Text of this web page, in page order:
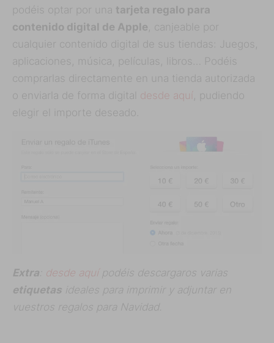
podéis optar por una tarjeta regalo para
contenido digital de Apple , canjeable por
cualquier contenido digital de sus tiendas: Juegos,
aplicaciones, música, películas, libros… Podéis
comprarlas directamente en una tienda autorizada
o enviarla de forma digital desde aquí , pudiendo
elegir el importe deseado.
Extra desde aquí podéis descargaros varias
etiquetas ideales para imprimir y adjuntar en
vuestros regalos para Navidad.